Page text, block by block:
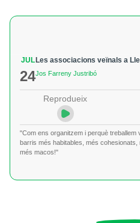
JUL
24
Les associacions veïnals a
Jos Farreny Justribó
Reprodueix
"Com ens organitzem i perquè treballem
barris més habitables, més
més macos!"